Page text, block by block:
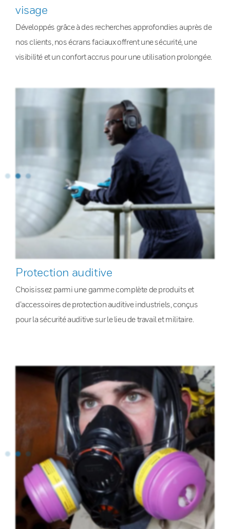
visage
Développés grâce à des recherches approfondies auprès de
nos clients, nos écrans faciaux offrent une sécurité, une
visibilité et un confort accrus pour une utilisation prolongée.
Protection auditive
Choisissez parmi une gamme complète de produits et
d’accessoires de protection auditive industriels, conçus
pour la sécurité auditive sur le lieu de travail et militaire.